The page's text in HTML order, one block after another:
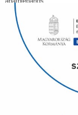
Érsekharta neve is utal
Az érsekségi birtokot
német család vette
római katolikus bérlők
szentmiséket.
Az érsekség
uradalmi magtárból-,
azonban a tanyákon
misézés szünetel.